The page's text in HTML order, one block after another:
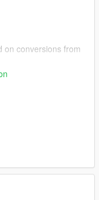
on conversions from
character with
options.